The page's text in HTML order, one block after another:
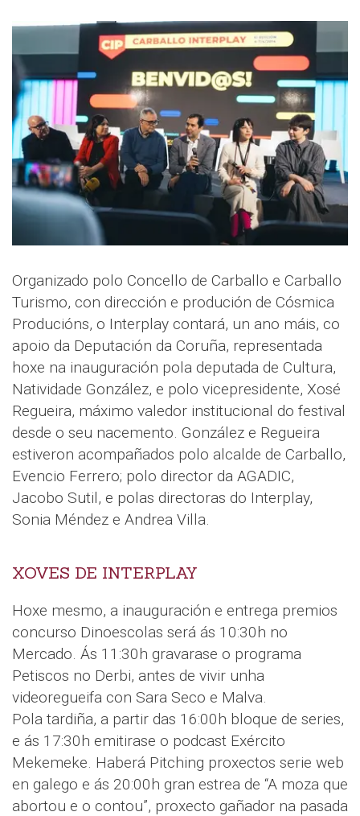
Organizado polo Concello de Carballo e Carballo
Turismo, con dirección e produción de Cósmica
Producións, o Interplay contará, un ano máis, co
apoio da Deputación da Coruña, representada
hoxe na inauguración pola deputada de Cultura,
Natividade González, e polo vicepresidente, Xosé
Regueira, máximo valedor institucional do festival
desde o seu nacemento. González e Regueira
estiveron acompañados polo alcalde de Carballo,
Evencio Ferrero; polo director da AGADIC,
Jacobo Sutil, e polas directoras do Interplay,
Sonia Méndez e Andrea Villa.
XOVES DE INTERPLAY
Hoxe mesmo, a inauguración e entrega premios
concurso Dinoescolas será ás 10:30h no
Mercado. Ás 11:30h gravarase o programa
Petiscos no Derbi, antes de vivir unha
videoregueifa con Sara Seco e Malva.
Pola tardiña, a partir das 16:00h bloque de series,
e ás 17:30h emitirase o podcast Exército
Mekemeke. Haberá Pitching proxectos serie web
en galego e ás 20:00h gran estrea de “A moza que
abortou e o contou”, proxecto gañador na pasada